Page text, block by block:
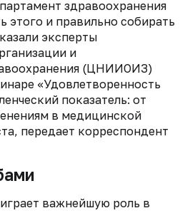
здравоохранения
этого и правильно собирать
эксперты
и
(ЦНИИОИЗ)
«Удовлетворенность
показатель: от
в медицинской
передает корреспондент
важнейшую роль в